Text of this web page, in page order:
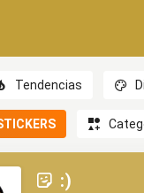
Tendencias
:)